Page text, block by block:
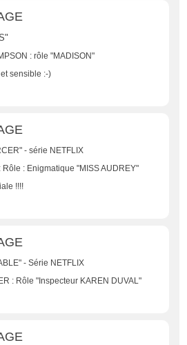
: rôle "MADISON"
sensible :-)
- série NETFLIX
Rôle : Enigmatique "MISS AUDREY"
!!!!
- Série NETFLIX
: Rôle "Inspecteur KAREN DUVAL"